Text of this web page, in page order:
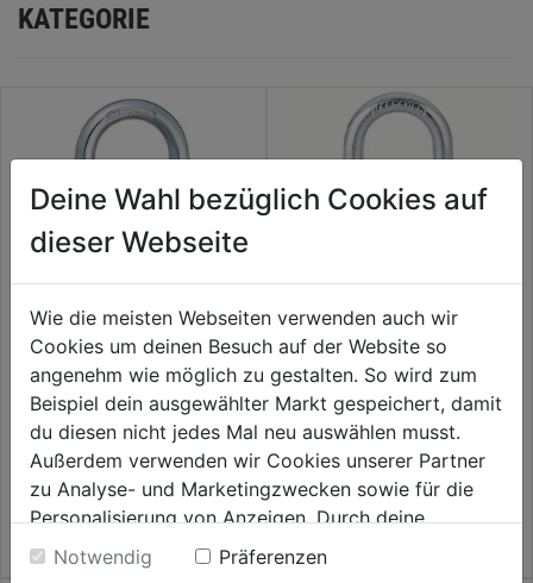
KATEGORIE
Vorhangschl.Messing Citadel
40 inkl.2 Schlüssel
0.0 (0)
0.0
von
6,59€
Zyl.-Schlösser 770 SB
0.0 (0)
0.0
von
5
7,59€
Deine Wahl bezüglich Cookies auf
dieser Webseite
Wie die meisten Webseiten verwenden auch wir
Cookies um deinen Besuch auf der Website so
angenehm wie möglich zu gestalten. So wird zum
Beispiel dein ausgewählter Markt gespeichert, damit
du diesen nicht jedes Mal neu auswählen musst.
Außerdem verwenden wir Cookies unserer Partner
zu Analyse- und Marketingzwecken sowie für die
Personalisierung von Anzeigen. Durch deine
Einwilligung werden die Daten von Drittanbieter,
unter anderem auch in den USA, verarbeitet.
Notwendig
Präferenzen